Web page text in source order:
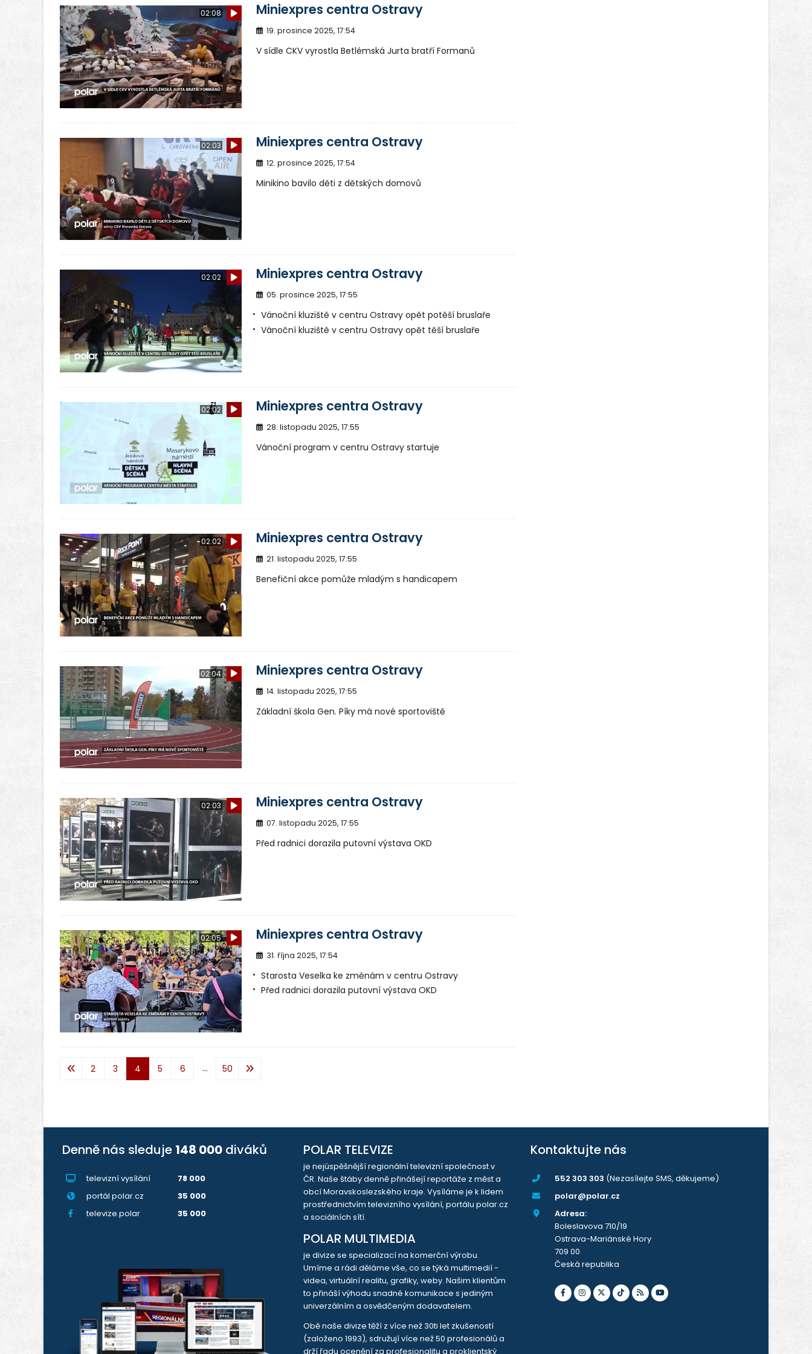
02:08 Miniexpres centra Ostravy
19. prosince 2025, 17:54
V sídle CKV vyrostla Betlémská Jurta bratří Formanů
02:03 Miniexpres centra Ostravy
12. prosince 2025, 17:54
Minikino bavilo děti z dětských domovů
02:02 Miniexpres centra Ostravy
05. prosince 2025, 17:55
Vánoční kluziště v centru Ostravy opět potěší bruslaře
Vánoční kluziště v centru Ostravy opět těší bruslaře
02:02 Miniexpres centra Ostravy
28. listopadu 2025, 17:55
Vánoční program v centru Ostravy startuje
02:02 Miniexpres centra Ostravy
21. listopadu 2025, 17:55
Benefiční akce pomůže mladým s handicapem
02:04 Miniexpres centra Ostravy
14. listopadu 2025, 17:55
Základní škola Gen. Píky má nové sportoviště
02:03 Miniexpres centra Ostravy
07. listopadu 2025, 17:55
Před radnici dorazila putovní výstava OKD
02:05 Miniexpres centra Ostravy
31. října 2025, 17:54
Starosta Veselka ke změnám v centru Ostravy
Před radnici dorazila putovní výstava OKD
2 3 4 5 6 ... 50
Denně nás sleduje 148 000 diváků
televizní vysílání
78 000
portál polar.cz
35 000
televize.polar
35 000
POLAR TELEVIZE
je nejúspěšnější regionální televizní společnost v
ČR. Naše štáby denně přinášejí reportáže z měst a
obcí Moravskoslezského kraje. Vysíláme je k lidem
prostřednictvím televizního vysílání, portálu polar.cz
a sociálních sítí.
POLAR MULTIMEDIA
je divize se specializací na komerční výrobu.
Umíme a rádi děláme vše, co se týká multimedií -
videa, virtuální realitu, grafiky, weby. Našim klientům
to přináší výhodu snadné komunikace s jediným
univerzálním a osvědčeným dodavatelem.
Obě naše divize těží z více než 30ti let zkušeností
(založeno 1993), sdružují více než 50 profesionálů a
drží řadu ocenění za profesionalitu a proklientský
Kontaktujte nás
552 303 303 (Nezasílejte SMS, děkujeme)
polar@polar.cz
Adresa:
Boleslavova 710/19
Ostrava-Mariánské Hory
709 00
Česká republika